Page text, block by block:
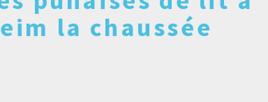
la chaussée